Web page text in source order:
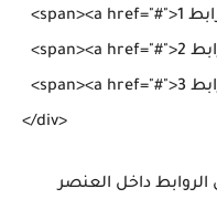
  <span><a href="#">رابط 1</a></span>
  <span><a href="#">رابط 2</a></span>
  <span><a href="#">رابط 3</a></span>
داخل العنصر